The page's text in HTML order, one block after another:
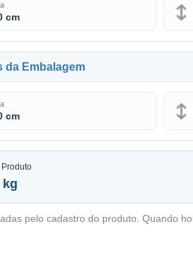
cm
da Embalagem
cm
Produto
kg
pelo cadastro do produto. Quando